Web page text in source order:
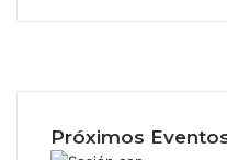
Próximos